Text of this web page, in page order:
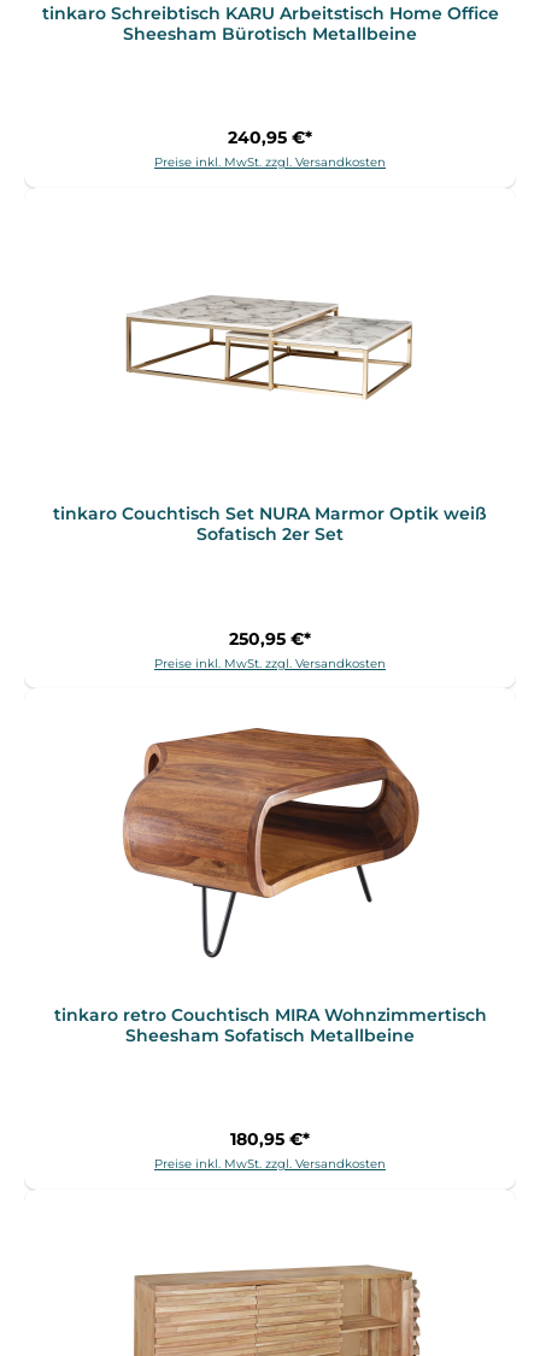
tinkaro Schreibtisch KARU Arbeitstisch Home Office
Sheesham Bürotisch Metallbeine
240,95 €*
Preise inkl. MwSt. zzgl. Versandkosten
tinkaro Couchtisch Set NURA Marmor Optik weiß
Sofatisch 2er Set
250,95 €*
Preise inkl. MwSt. zzgl. Versandkosten
tinkaro retro Couchtisch MIRA Wohnzimmertisch
Sheesham Sofatisch Metallbeine
180,95 €*
Preise inkl. MwSt. zzgl. Versandkosten